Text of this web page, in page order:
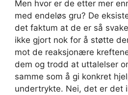
Men hvor er de etter mer
med endeløs gru? De
det faktum at de er så
ikke gjort nok for å støtte
mot de reaksjonære
dem og trodd at uttalelser
samme som å gi konkret
undertrykte. Nei, det er det